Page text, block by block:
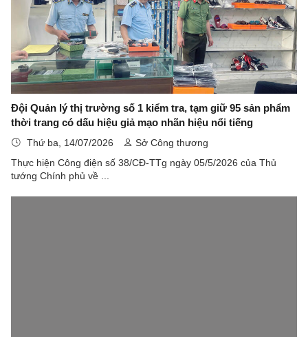
Đội Quản lý thị trường số 1 kiểm tra, tạm giữ 95 sản phẩm
thời trang có dấu hiệu giả mạo nhãn hiệu nổi tiếng
Thứ ba, 14/07/2026
Sở Công thương
Thực hiện Công điện số 38/CĐ-TTg ngày 05/5/2026 của Thủ
tướng Chính phủ về ...